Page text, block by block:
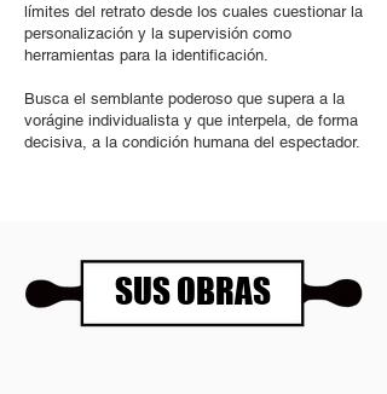
límites del retrato desde los cuales cuestionar la
personalización y la supervisión como
herramientas para la identificación.
Busca el semblante poderoso que supera a la
vorágine individualista y que interpela, de forma
decisiva, a la condición humana del espectador.
SUS OBRAS